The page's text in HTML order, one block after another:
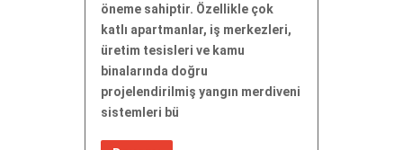
öneme sahiptir. Özellikle çok
katlı apartmanlar, iş merkezleri,
üretim tesisleri ve kamu
binalarında doğru
projelendirilmiş yangın merdiveni
sistemleri bü